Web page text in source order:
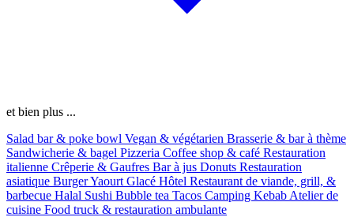
et bien plus ...
Salad bar & poke bowl Vegan & végétarien Brasserie & bar à thème
Sandwicherie & bagel Pizzeria Coffee shop & café Restauration
italienne Crêperie & Gaufres Bar à jus Donuts Restauration
asiatique BurgerYaourt Glacé Hôtel Restaurant de viande, grill, &
barbecue Halal Sushi Bubble tea Tacos Camping Kebab Atelier de
cuisine Food truck & restauration ambulante